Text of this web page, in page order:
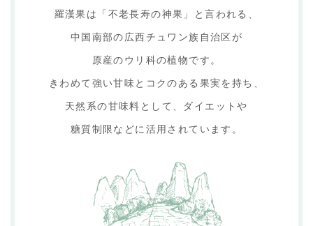
羅漢果は「不老長寿の神果」と言われる、
中国南部の広西チュワン族自治区が
原産のウリ科の植物です。
きわめて強い甘味とコクのある果実を持ち、
天然系の甘味料として、ダイエットや
糖質制限などに活用されています。